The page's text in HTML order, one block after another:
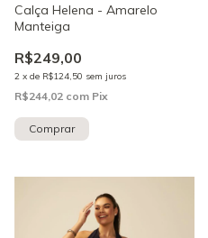
Calça Helena - Amarelo
Manteiga
R$249,00
2 x de R$124,50 sem juros
R$244,02 com Pix
Comprar